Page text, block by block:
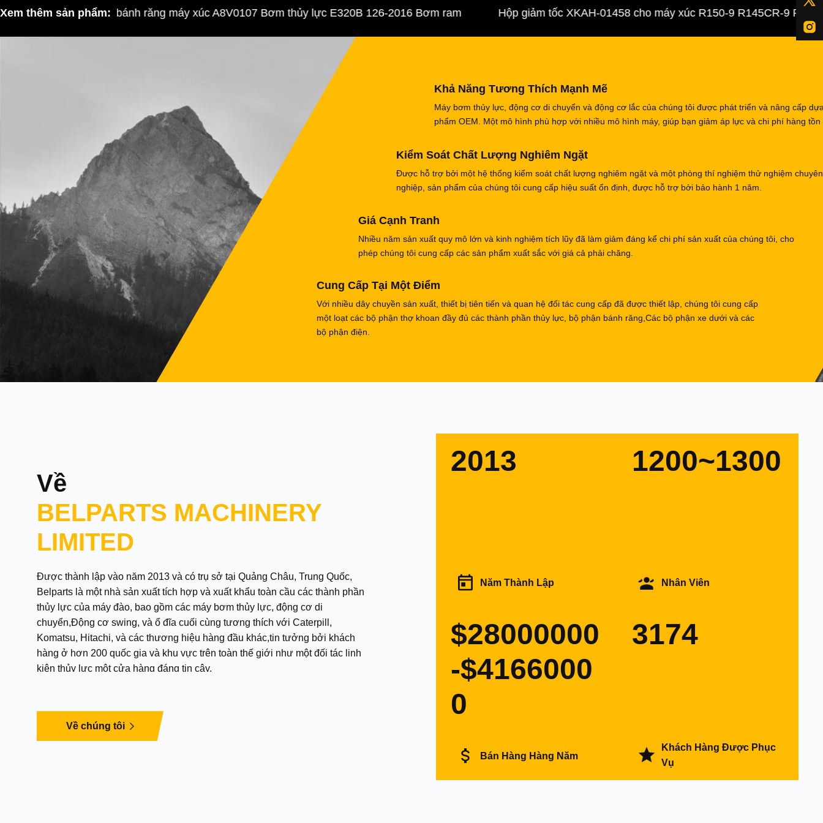
Xem thêm sản phẩm:Bơm bánh răng máy xúc A8V0107 Bơm thủy lực E320B 126-2016 Bơm ram Hộp giảm tốc XKAH-01458 cho máy xúc R150-9 R145CR-9 R140LC-9
Khả Năng Tương Thích Mạnh Mẽ
Máy bơm thủy lực, động cơ di chuyển và động cơ lắc của chúng tôi được phát triển và nâng cấp
phẩm OEM. Một mô hình phù hợp với nhiều mô hình máy, giúp bạn giảm áp lực và chi phí hàng tồn
Kiểm Soát Chất Lượng Nghiêm Ngặt
Được hỗ trợ bởi một hệ thống kiểm soát chất lượng nghiêm ngặt và một phòng thí nghiệm thử nghiệm chuyên
nghiệp, sản phẩm của chúng tôi cung cấp hiệu suất ổn định, được hỗ trợ bởi bảo hành 1 năm.
Giá Cạnh Tranh
Nhiều năm sản xuất quy mô lớn và kinh nghiệm tích lũy đã làm giảm đáng kể chi phí sản xuất của chúng tôi, cho
phép chúng tôi cung cấp các sản phẩm xuất sắc với giá cả phải chăng.
Cung Cấp Tại Một Điểm
Với nhiều dây chuyền sản xuất, thiết bị tiên tiến và quan hệ đối tác cung cấp đã được thiết lập, chúng tôi cung cấp
một loạt các bộ phận thợ khoan đầy đủ các thành phần thủy lực, bộ phận bánh răng,Các bộ phận xe dưới và các
bộ phận điện.
Về
BELPARTS MACHINERY
LIMITED
Được thành lập vào năm 2013 và có trụ sở tại Quảng Châu, Trung Quốc,
Belparts là một nhà sản xuất tích hợp và xuất khẩu toàn cầu các thành phần
thủy lực của máy đào, bao gồm các máy bơm thủy lực, động cơ di
chuyển,Động cơ swing, và ổ đĩa cuối cùng tương thích với Caterpill,
Komatsu, Hitachi, và các thương hiệu hàng đầu khác,tin tưởng bởi khách
hàng ở hơn 200 quốc gia và khu vực trên toàn thế giới như một đối tác linh
kiện thủy lực một cửa hàng đáng tin cậy.
Về chúng tôi
2013
Năm Thành Lập
1200~1300
Nhân Viên
$28000000
-$4166000
0
Bán Hàng Hàng Năm
3174
Khách Hàng Được Phục
Vụ